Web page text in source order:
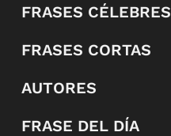
FRASES CÉLEBRES
FRASES CORTAS
AUTORES
FRASE DEL DÍA